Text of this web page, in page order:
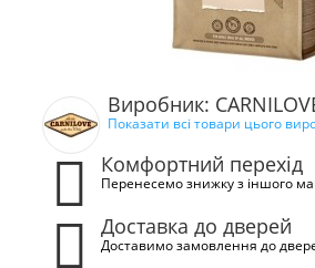
Виробник:
Показати всі товари цього
Комфортний перехід
Перенесемо знижку з іншого
Доставка до дверей
Доставимо замовлення до